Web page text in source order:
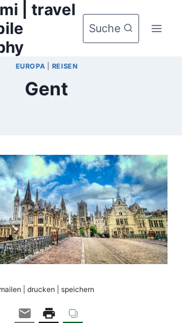
| travel
Suche
EUROPA REISEN
Gent
mailen | drucken | speichern